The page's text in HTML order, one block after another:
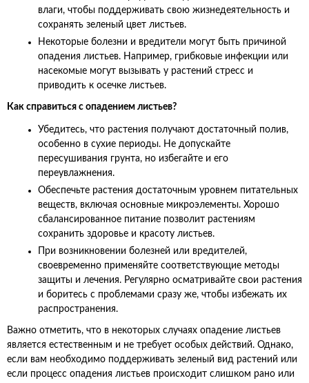
влаги, чтобы поддерживать свою жизнедеятельность и
сохранять зеленый цвет листьев.
Некоторые болезни и вредители могут быть причиной
опадения листьев. Например, грибковые инфекции или
насекомые могут вызывать у растений стресс и
приводить к осечке листьев.
Как справиться с опадением листьев?
Убедитесь, что растения получают достаточный полив,
особенно в сухие периоды. Не допускайте
пересушивания грунта, но избегайте и его
переувлажнения.
Обеспечьте растения достаточным уровнем питательных
веществ, включая основные микроэлементы. Хорошо
сбалансированное питание позволит растениям
сохранить здоровье и красоту листьев.
При возникновении болезней или вредителей,
своевременно применяйте соответствующие методы
защиты и лечения. Регулярно осматривайте свои растения
и боритесь с проблемами сразу же, чтобы избежать их
распространения.
Важно отметить, что в некоторых случаях опадение листьев
является естественным и не требует особых действий. Однако,
если вам необходимо поддерживать зеленый вид растений или
если процесс опадения листьев происходит слишком рано или